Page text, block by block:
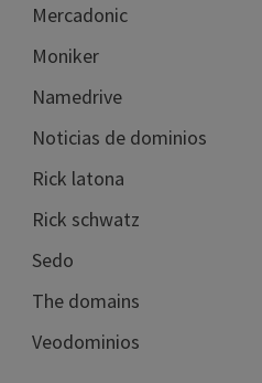
Mercadonic
Moniker
Namedrive
Noticias de dominios
Rick latona
Rick schwatz
Sedo
The domains
Veodominios